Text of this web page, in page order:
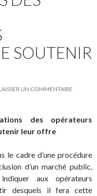
SOUTENIR
UN COMMENTAIRE
des opérateurs
leur offre
le cadre d’une procédure
d’un marché public,
aux opérateurs
desquels il fera cette